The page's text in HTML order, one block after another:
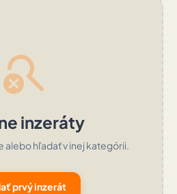
search_off
inzeráty
alebo hľadať v inej kategórii.
prvý inzerát